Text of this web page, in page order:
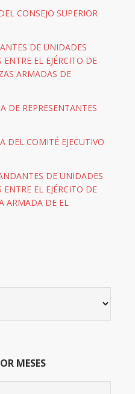
CONSEJO SUPERIOR
DE UNIDADES
EL EJÉRCITO DE
ARMADAS DE
DE REPRESENTANTES
DEL COMITÉ EJECUTIVO
DE UNIDADES
EL EJÉRCITO DE
ARMADA DE EL
MESES